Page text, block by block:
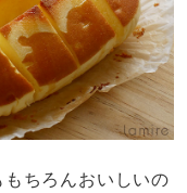
ちろんおいしいの